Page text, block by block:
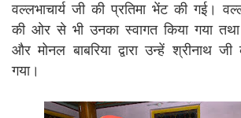
वल्लभाचार्य जी की प्रतिमा भेंट की गई।
की ओर से भी उनका स्वागत किया गया तथा
और मोनल बाबरिया द्वारा उन्हें श्रीनाथ
गया।